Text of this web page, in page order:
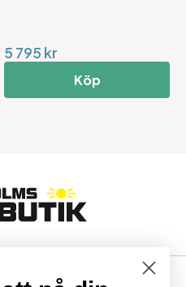
5 795 kr
Köp